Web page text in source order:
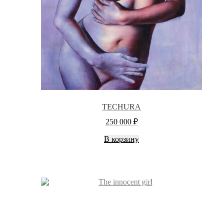
TECHURA
250 000 ₽
В корзину